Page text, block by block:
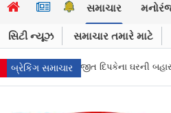
સમાચાર
સિટી ન્યૂઝ સમાચાર તમારે માટે
બ્રેકિંગ સમાચાર
બહાર શરૂ કરી ભૂખ હડતાળ અભિજીત